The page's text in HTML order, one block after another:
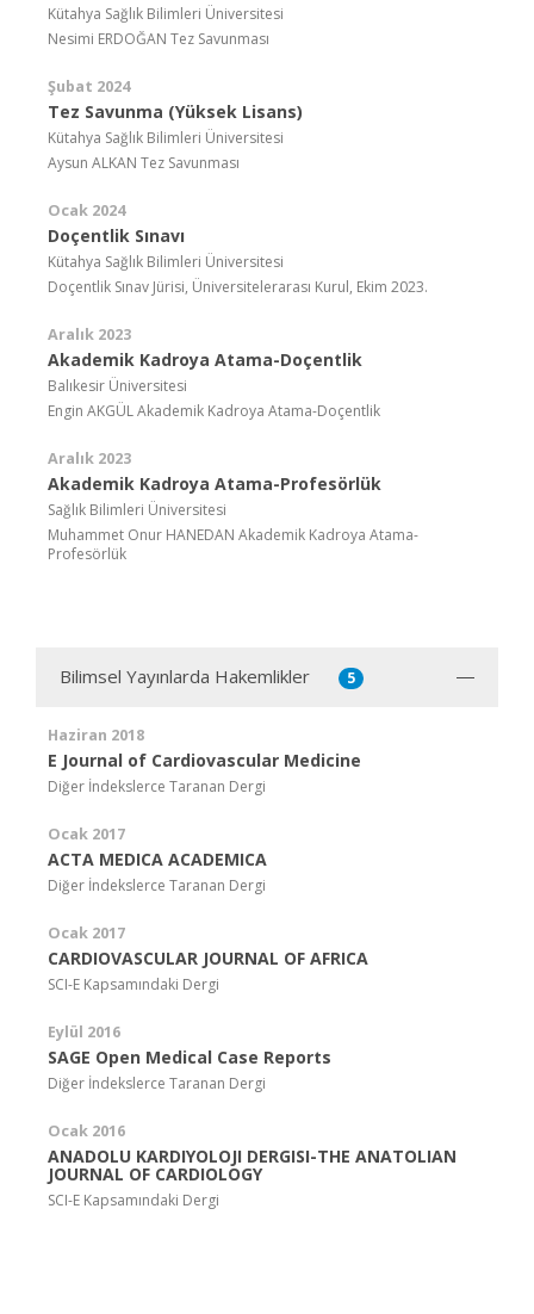
Kütahya Sağlık Bilimleri Üniversitesi
Nesimi ERDOĞAN Tez Savunması
Şubat 2024
Tez Savunma (Yüksek Lisans)
Kütahya Sağlık Bilimleri Üniversitesi
Aysun ALKAN Tez Savunması
Ocak 2024
Doçentlik Sınavı
Kütahya Sağlık Bilimleri Üniversitesi
Doçentlik Sınav Jürisi, Üniversitelerarası Kurul, Ekim 2023.
Aralık 2023
Akademik Kadroya Atama-Doçentlik
Balıkesir Üniversitesi
Engin AKGÜL Akademik Kadroya Atama-Doçentlik
Aralık 2023
Akademik Kadroya Atama-Profesörlük
Sağlık Bilimleri Üniversitesi
Muhammet Onur HANEDAN Akademik Kadroya Atama-
Profesörlük
Bilimsel Yayınlarda Hakemlikler 5
Haziran 2018
E Journal of Cardiovascular Medicine
Diğer İndekslerce Taranan Dergi
Ocak 2017
ACTA MEDICA ACADEMICA
Diğer İndekslerce Taranan Dergi
Ocak 2017
CARDIOVASCULAR JOURNAL OF AFRICA
SCI-E Kapsamındaki Dergi
Eylül 2016
SAGE Open Medical Case Reports
Diğer İndekslerce Taranan Dergi
Ocak 2016
ANADOLU KARDIYOLOJI DERGISI-THE ANATOLIAN
JOURNAL OF CARDIOLOGY
SCI-E Kapsamındaki Dergi